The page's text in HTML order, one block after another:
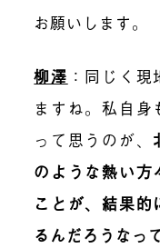
お願いします。
柳澤 ：同じく
ますね。私自
って思うのが、
のような熱い方
ことが、結果
るんだろうなって